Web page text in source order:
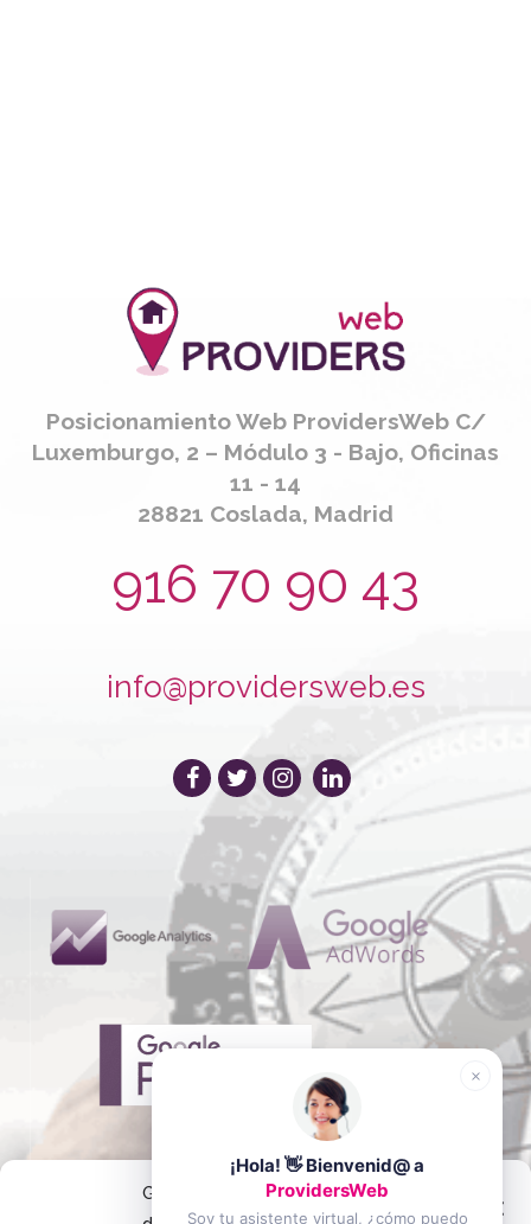
Gestionar el consentimiento
Posicionamiento Web ProvidersWeb C/
Luxemburgo, 2 – Módulo 3 - Bajo, Oficinas
11 - 14
28821 Coslada, Madrid
916 70 90 43
info@providersweb.es
¡Hola! 👋 Bienvenid@ a
ProvidersWeb
Soy tu asistente virtual, ¿cómo puedo